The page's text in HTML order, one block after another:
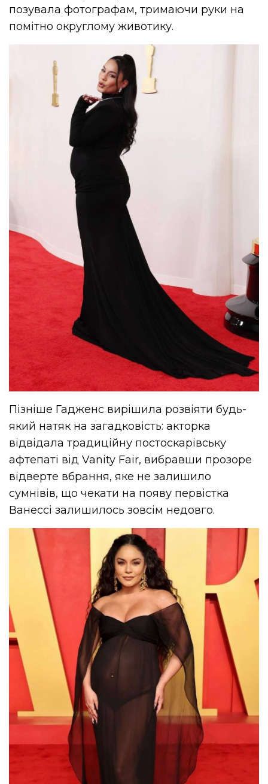
позувала фотографам, тримаючи руки на
помітно округлому животику.
Пізніше Гадженс вирішила розвіяти будь-
який натяк на загадковість: акторка
відвідала традиційну постоскарівську
афтепаті від Vanity Fair, вибравши прозоре
відверте вбрання, яке не залишило
сумнівів, що чекати на появу первістка
Ванессі залишилось зовсім недовго.